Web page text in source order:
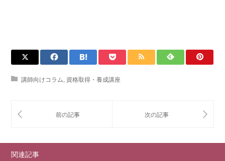
講師向けコラム, 資格取得・養成講座
関連記事